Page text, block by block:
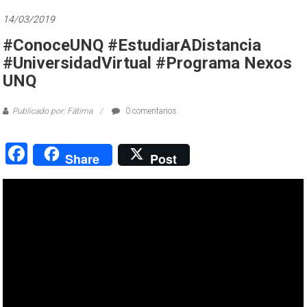
14/03/2019
#ConoceUNQ #EstudiarADistancia
#UniversidadVirtual #Programa Nexos
UNQ
Publicado por: Fátima 0 comentarios
Facebook
Share Post